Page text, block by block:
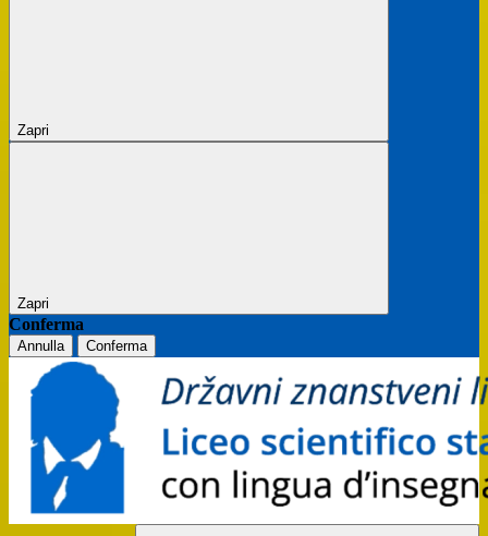
Zapri
Zapri
Conferma
Annulla Conferma